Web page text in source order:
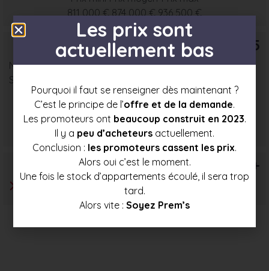
811 000 € 874 000 € 936 500 €
T5
Nombre : 4
Surface moyenne : 78 m²
Prix mini
911 500 €
Prix moyen
981 500 €
Prix max
1 051 500 €
T6+
Les prix sont
actuellement bas
Pourquoi il faut se renseigner dès maintenant ?
C’est le principe de l’offre et de la demande.
Les promoteurs ont beaucoup construit en 2023.
Il y a peu d’acheteurs actuellement.
Conclusion : les promoteurs cassent les prix.
Alors oui c’est le moment.
Une fois le stock d’appartements écoulé, il sera trop
tard.
Alors vite : Soyez Prem’s